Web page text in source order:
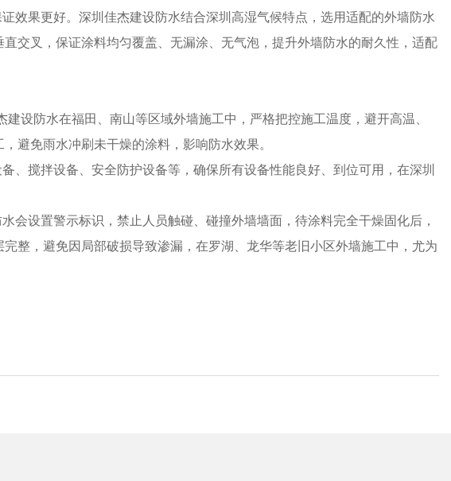
效果更好。深圳佳杰建设防水结合深圳高湿气候特点，选用适配的外墙防水
交叉，保证涂料均匀覆盖、无漏涂、无气泡，提升外墙防水的耐久性，适配
防水在福田、南山等区域外墙施工中，严格把控施工温度，避开高温、
避免雨水冲刷未干燥的涂料，影响防水效果。
、搅拌设备、安全防护设备等，确保所有设备性能良好、到位可用，在深圳
设置警示标识，禁止人员触碰、碰撞外墙墙面，待涂料完全干燥固化后，
整，避免因局部破损导致渗漏，在罗湖、龙华等老旧小区外墙施工中，尤为